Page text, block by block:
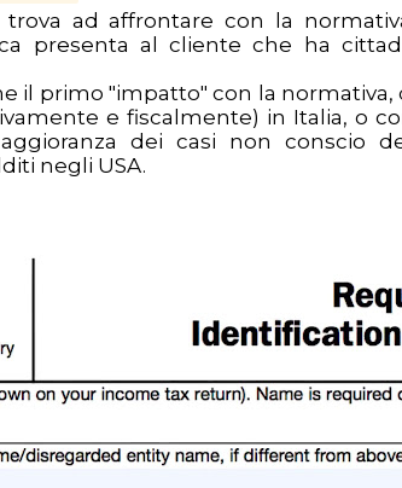
ad affrontare con la
presenta al cliente che ha
il primo "impatto" con la normativa,
e fiscalmente) in Italia, o
dei casi non conscio
negli USA.